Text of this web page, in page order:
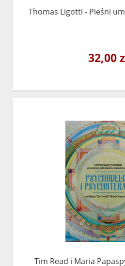
Thomas Ligotti - Pieśni
32,00
Tim Read i Maria